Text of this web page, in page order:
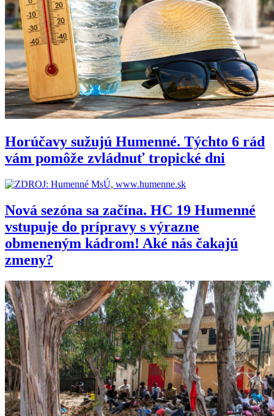
Horúčavy sužujú Humenné. Týchto 6 rád
vám pomôže zvládnuť tropické dni
Nová sezóna sa začína. HC 19 Humenné
vstupuje do prípravy s výrazne
obmeneným kádrom! Aké nás čakajú
zmeny?